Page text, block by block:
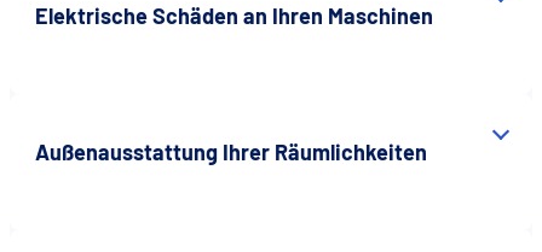
Elektrische Schäden an Ihren Maschinen
Außenausstattung Ihrer Räumlichkeiten